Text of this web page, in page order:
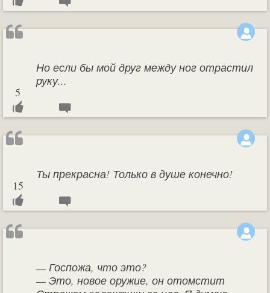
Но если бы мой друг между ног отрастил
руку...
5
Ты прекрасна! Только в душе конечно!
15
— Госпожа, что это?
— Это, новое оружие, он отомстит